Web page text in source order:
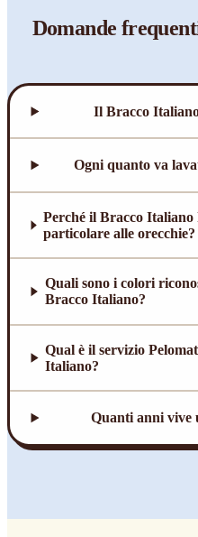
Domande
Il Bracco
Ogni quanto va
Perché il Bracco Italiano
particolare alle orecchie?
Quali sono i colori
Bracco Italiano?
Qual è il servizio
Italiano?
Quanti anni vive